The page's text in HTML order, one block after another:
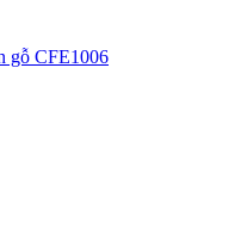
gỗ CFE1006